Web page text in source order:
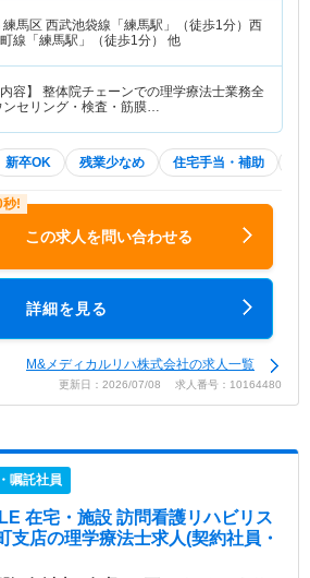
馬区 西武池袋線「練馬駅」（徒歩1分）西
線「練馬駅」（徒歩1分） 他
内容】 整体院チェーンでの理学療法士業務全
ンセリング・検査・筋膜…
新卒OK 残業少なめ 住宅手当・補助
この求人を問い合わせる
詳細を見る
M&メディカルリハ株式会社の求人一覧
更新日：2026/07/08 求人番号：10164480
嘱託社員
在宅・施設 訪問看護リハビリス
支店の理学療法士求人(契約社員・